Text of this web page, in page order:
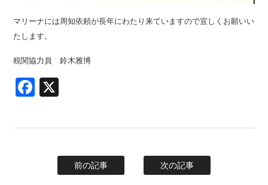
マリーナには周知依頼が長年にわたり来ていますので宜しくお願いい
たします。
税関協力員 鈴木雅博
Facebook
前の記事 次の記事